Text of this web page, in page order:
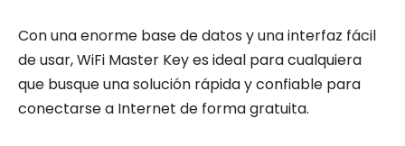
Con una enorme base de datos y una interfaz fácil
de usar, WiFi Master Key es ideal para cualquiera
que busque una solución rápida y confiable para
conectarse a Internet de forma gratuita.